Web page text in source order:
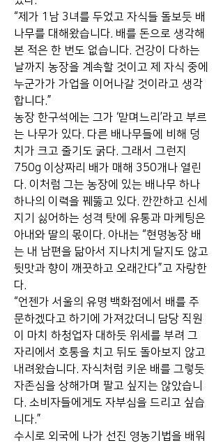
“제가 1남 3녀를 두었고 자식들 돌보듯 배
나무를 대해왔습니다. 배를 돈으로 생각해
본 적은 한 번도 없습니다. 건강이 다하는
날까지 농장을 계속할 것이고 제 자식 중에
누군가가 가업을 이어나갈 것이라고 생각
합니다.”
농장 한구석에는 그가 ‘맏며느리’라고 부르
는 나무가 있다. 다른 배나무들에 비해 덩
치가 크고 줄기도 굵다. 그래서 그런지
750g 이상짜리 배가 매해 350개나 열린
다. 이처럼 그는 농장에 있는 배나무 하나
하나의 이력을 꿰뚫고 있다. 깐깐하고 신세
지기 싫어하는 성격 탓에 유통과 마케팅은
아내와 딸의 몫이다. 아내는 “현명농장 배
는 내 남편을 닮아서 지나치게 달지도 않고
뒷맛과 향이 깨끗하고 오래간다”고 자랑한
다.
“언젠가 서울의 유명 백화점에서 배를 주
문하겠다고 하기에 가져갔더니 담당 직원
이 마치 하청업자 대하듯 위세를 부려 그
자리에서 호통을 치고 뒤도 돌아보지 않고
내려왔습니다. 자식처럼 키운 배를 그렇듯
자존심을 상해가며 팔고 싶지는 않았습니
다. 소비자들에게도 자부심을 드리고 싶습
니다.”
수시로 외국에 나가 선진 영농기법을 배워